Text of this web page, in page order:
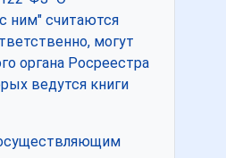
ним" считаются
могут
органа Росреестра
ведутся книги